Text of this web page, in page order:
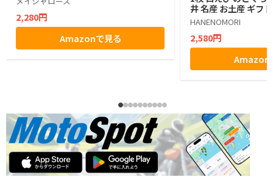
2,280円
Amazonで見る
井 名産 お土産 ギフト
HANENOMORI
2,580円
Amazon